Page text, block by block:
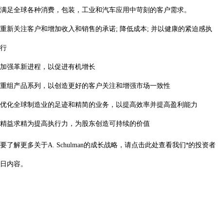
满足全球各种消费，包装，工业和汽车应用中苛刻的客户需求。
重新关注客户和增加收入和销售的承诺; 降低成本; 并以健康的紧迫感执
行
加强革新进程，以促进有机增长
重组产品系列，以创造更好的客户关注和增强市场一致性
优化全球制造业的足迹和精简的业务，以提高效率并提高盈利能力
精益求精为提高执行力，为股东创造可持续的价值
要了解更多关于A. Schulman的成长战略，请点击此处查看我们*的投资者
日内容。